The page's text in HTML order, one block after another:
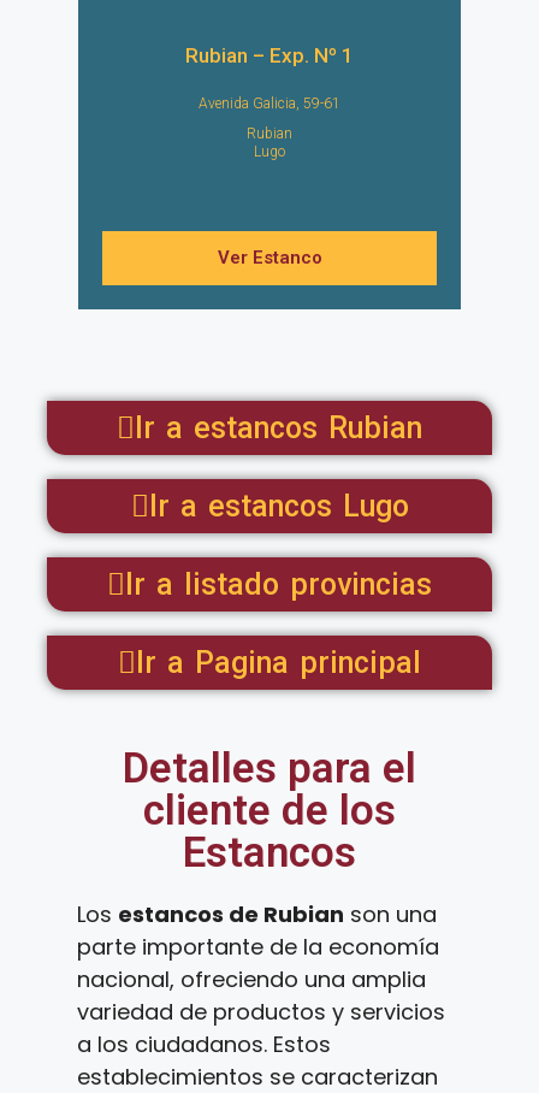
Rubian – Exp. Nº 1
Avenida Galicia, 59-61
Rubian
Lugo
Ver Estanco
Ir a estancos Rubian
Ir a estancos Lugo
Ir a listado provincias
Ir a Pagina principal
Detalles para el
cliente de los
Estancos
Los estancos de Rubian son una
parte importante de la economía
nacional, ofreciendo una amplia
variedad de productos y servicios
a los ciudadanos. Estos
establecimientos se caracterizan